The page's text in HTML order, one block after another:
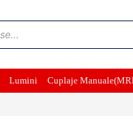
Lumini Cuplaje